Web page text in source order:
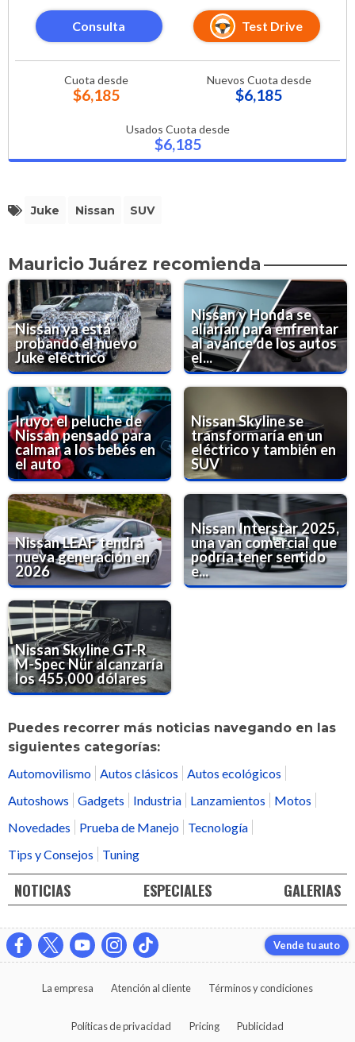
Consulta Test Drive
Cuota desde
$6,185
Nuevos Cuota desde
$6,185
Usados Cuota desde
$6,185
Juke Nissan SUV
Mauricio Juárez recomienda
Nissan ya está
probando el nuevo
Juke eléctrico
Nissan y Honda se
aliarían para enfrentar
al avance de los autos
el...
Iruyo: el peluche de
Nissan pensado para
calmar a los bebés en
el auto
Nissan Skyline se
transformaría en un
eléctrico y también en
SUV
Nissan LEAF tendrá
nueva generación en
2026
Nissan Interstar 2025,
una van comercial que
podría tener sentido
e...
Nissan Skyline GT-R
M-Spec Nür alcanzaría
los 455,000 dólares
Puedes recorrer más noticias navegando en las
siguientes categorías:
Automovilismo Autos clásicos
Autos ecológicos
Autoshows
Gadgets Industria Lanzamientos
Motos
Novedades
Prueba de Manejo
Tecnología
Tips y Consejos
Tuning
NOTICIAS ESPECIALES GALERIAS
Vende tu auto
La empresa Atención al cliente Términos y condiciones
Políticas de privacidad Pricing Publicidad